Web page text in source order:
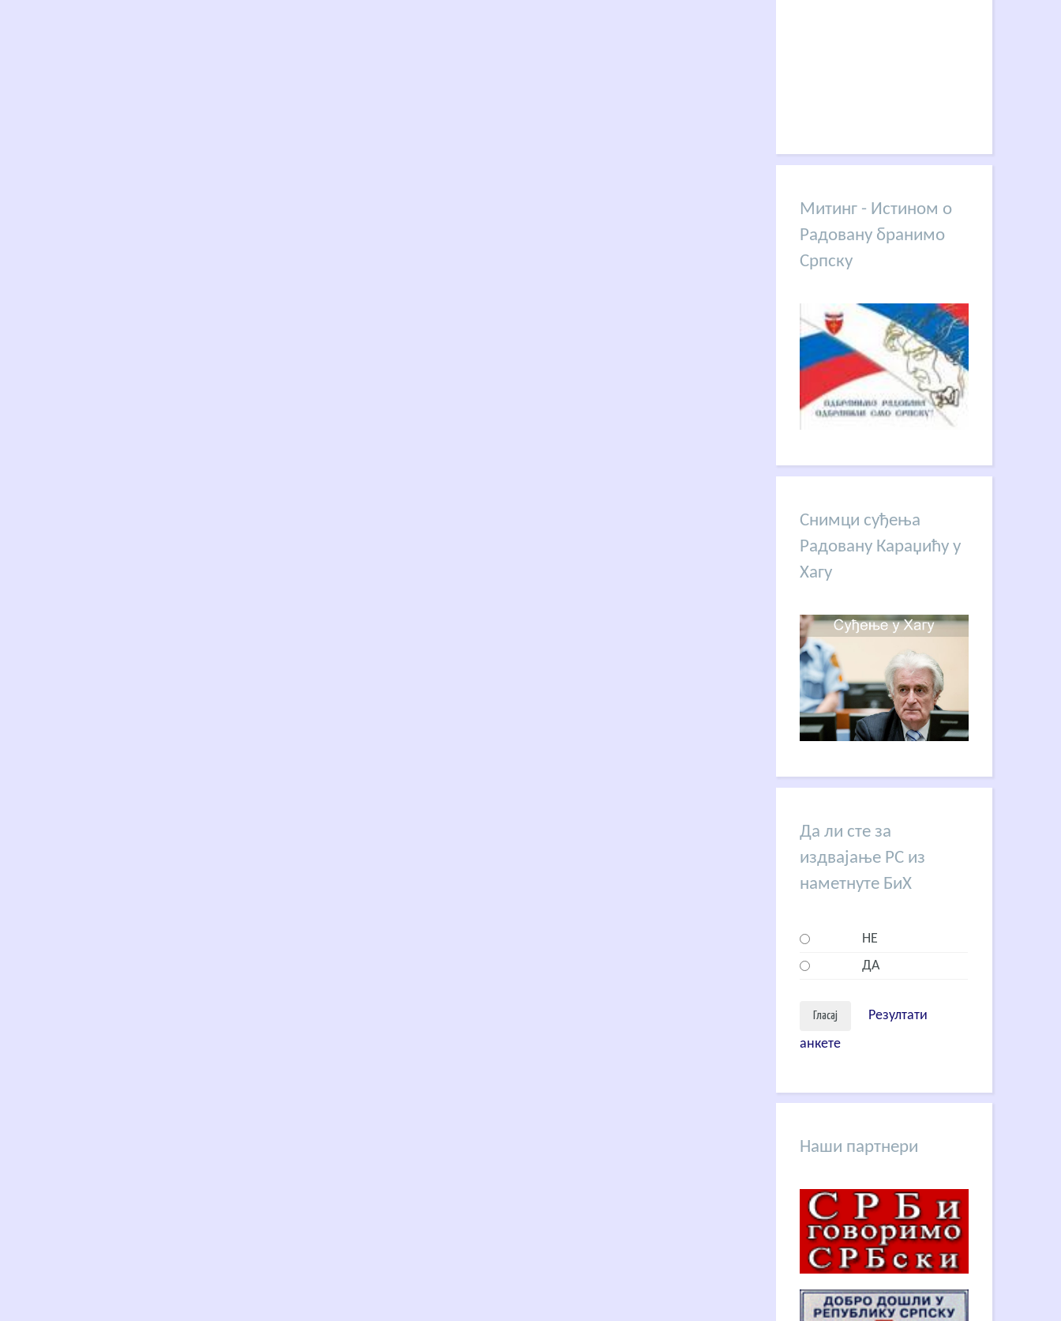
Митинг - Истином о
Радовану бранимо
Српску
Снимци суђења
Радовану Караџићу у
Хагу
Да ли сте за
издвајање РС из
наметнуте БиХ
НЕ
ДА
Резултати
анкете
Наши партнери